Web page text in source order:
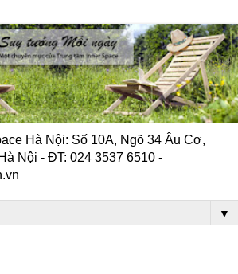
Hà Nội: Số 10A, Ngõ 34 Âu Cơ,
Nội - ĐT: 024 3537 6510 -
▼